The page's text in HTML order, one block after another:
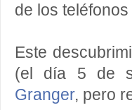
de los teléfonos
Este
(el día 5 de
Granger, pero